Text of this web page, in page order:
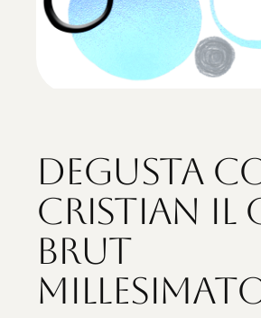
Degusta
Cristian il
Brut